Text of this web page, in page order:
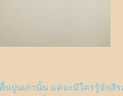
ปูนเก่านั้น แต่จะมีใครรู้จักสี